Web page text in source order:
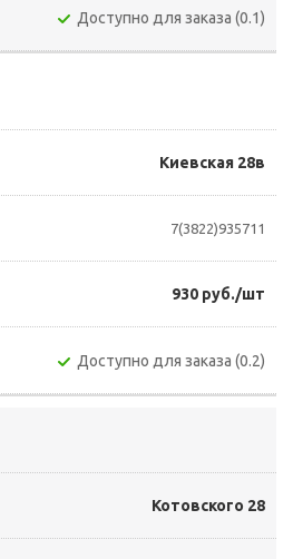
Доступно для заказа (0.1)
Киевская 28в
7(3822)935711
930 руб./шт
Доступно для заказа (0.2)
Котовского 28